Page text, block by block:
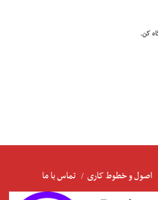
کن.
اصول و خطوط کاری تماس با ما